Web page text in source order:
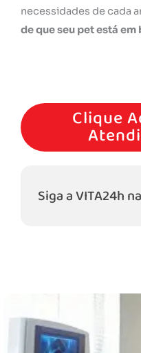
necessidades de cada
de que seu pet está em
Clique
Siga a VITA24h